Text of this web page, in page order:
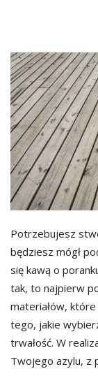
Potrzebujesz
będziesz mógł
się kawą o
tak, to najpierw
materiałów,
tego, jakie
trwałość. W
Twojego azylu, z